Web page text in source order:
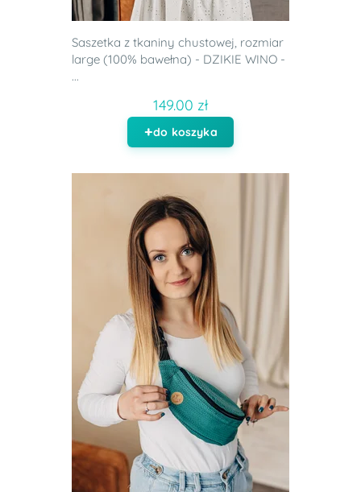
Saszetka z tkaniny chustowej, rozmiar
large (100% bawełna) - DZIKIE WINO -
...
149.00 zł
do koszyka